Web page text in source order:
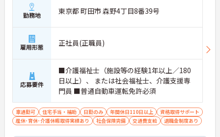
勤務地 東京都 町田市 森野4丁目8番39号
雇用形態 正社員(正職員)
応募要件
■介護福祉士（施設等の経験1年以上／180
日以上）、 または社会福祉士、介護支援専
門員 ■普通自動車運転免許必須
車通勤可 住宅手当・補助 日勤のみ 年間休日110日以上
資格取得サポート
産休･育休･介護休暇取得実績あり
社会保険完備 交通費支給 退職金制度あり